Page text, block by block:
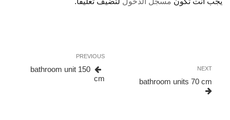
المقالات
Previous
Post
PREVIOUS
bathroom unit 150
cm
Next
Post
NEXT
bathroom units 70 cm